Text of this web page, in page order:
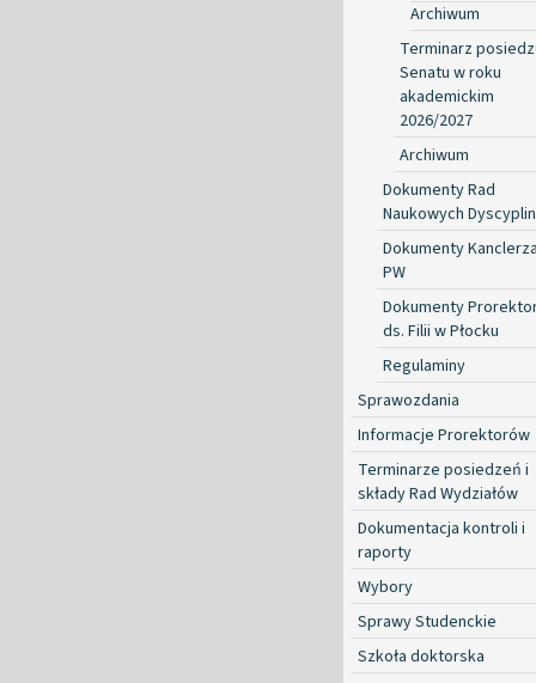
Archiwum
Terminarz
Senatu w roku
akademickim
2026/2027
Archiwum
Dokumenty Rad
Naukowych Dyscyplin
Dokumenty
PW
Dokumenty
ds. Filii w Płocku
Regulaminy
Sprawozdania
Informacje Prorektorów
Terminarze posiedzeń i
składy Rad Wydziałów
Dokumentacja kontroli i
raporty
Wybory
Sprawy Studenckie
Szkoła doktorska